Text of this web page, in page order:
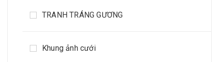
TRANH TRÁNG GƯƠNG
Khung ảnh cưới